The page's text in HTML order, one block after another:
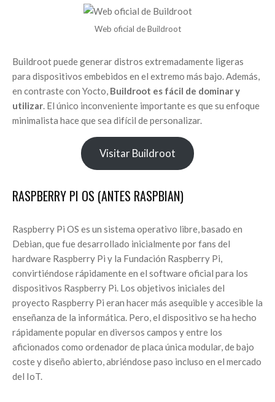
Web oficial de Buildroot
Buildroot puede generar distros extremadamente ligeras
para dispositivos embebidos en el extremo más bajo. Además,
en contraste con Yocto, Buildroot es fácil de dominar y
utilizar . El único inconveniente importante es que su enfoque
minimalista hace que sea difícil de personalizar.
Visitar Buildroot
RASPBERRY PI OS (ANTES RASPBIAN)
Raspberry Pi OS es un sistema operativo libre, basado en
Debian, que fue desarrollado inicialmente por fans del
hardware Raspberry Pi y la Fundación Raspberry Pi,
convirtiéndose rápidamente en el software oficial para los
dispositivos Raspberry Pi. Los objetivos iniciales del
proyecto Raspberry Pi eran hacer más asequible y accesible la
enseñanza de la informática. Pero, el dispositivo se ha hecho
rápidamente popular en diversos campos y entre los
aficionados como ordenador de placa única modular, de bajo
coste y diseño abierto, abriéndose paso incluso en el mercado
del IoT.